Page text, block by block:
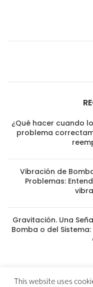
¿Qué hacer cuando
problema
Vibración de
Problemas:
Gravitación. Una
Bomba o del
© 2023 MYG
This website uses